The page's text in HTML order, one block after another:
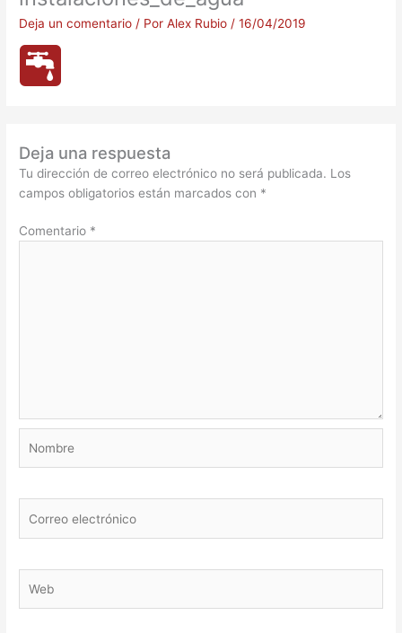
Deja un comentario / PorAlex Rubio /16/04/2019
Deja una respuesta
Tu dirección de correo electrónico no será publicada. Los
campos obligatorios están marcados con *
Comentario *
electrónico